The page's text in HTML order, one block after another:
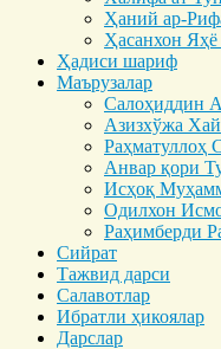
Ҳаний ар-
Ҳасанхон
Ҳадиси шариф
Маърузалар
Салоҳиддин
Азизхўжа
Раҳматуллоҳ
Анвар қори
Исҳоқ
Одилхон
Раҳимберди
Сийрат
Тажвид дарси
Салавотлар
Ибратли ҳикоялар
Дарслар